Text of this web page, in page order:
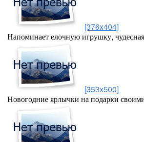
[376x404]
Напоминает елочную игрушку,
[353x500]
Новогодние ярлычки на подарки